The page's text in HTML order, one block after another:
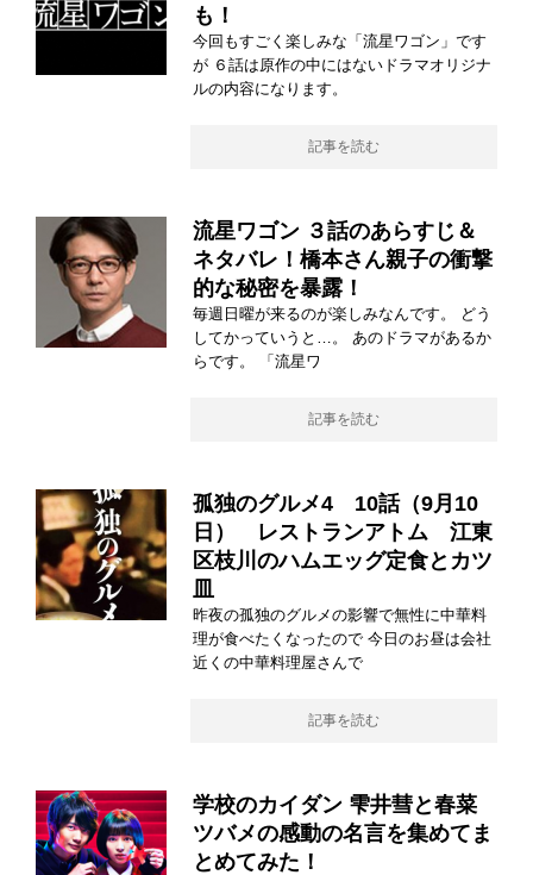
も！
今回もすごく楽しみな「流星ワゴン」です
が ６話は原作の中にはないドラマオリジナ
ルの内容になります。
記事を読む
流星ワゴン ３話のあらすじ＆
ネタバレ！橋本さん親子の衝撃
的な秘密を暴露！
毎週日曜が来るのが楽しみなんです。 どう
してかっていうと…。 あのドラマがあるか
らです。 「流星ワ
記事を読む
孤独のグルメ4 10話（9月10
日） レストランアトム 江東
区枝川のハムエッグ定食とカツ
皿
昨夜の孤独のグルメの影響で無性に中華料
理が食べたくなったので 今日のお昼は会社
近くの中華料理屋さんで
記事を読む
学校のカイダン 雫井彗と春菜
ツバメの感動の名言を集めてま
とめてみた！